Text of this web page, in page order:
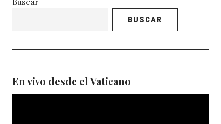
BUSCAR
En vivo desde el Vaticano